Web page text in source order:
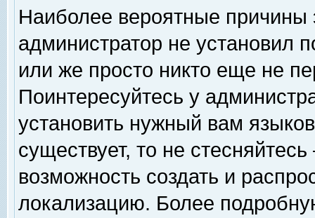
Наиболее вероятные причины
администратор не установил
или же просто никто еще не
Поинтересуйтесь у
установить нужный вам
существует, то не
возможность создать и
локализацию. Более